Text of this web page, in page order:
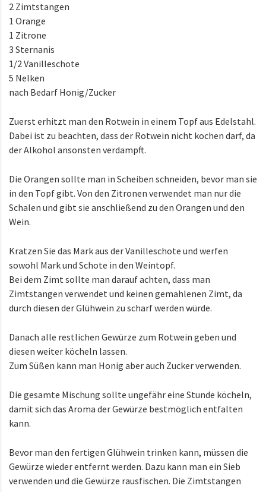
2 Zimtstangen
1 Orange
1 Zitrone
3 Sternanis
1/2 Vanilleschote
5 Nelken
nach Bedarf Honig/Zucker
Zuerst erhitzt man den Rotwein in einem Topf aus Edelstahl.
Dabei ist zu beachten, dass der Rotwein nicht kochen darf, da
der Alkohol ansonsten verdampft.
Die Orangen sollte man in Scheiben schneiden, bevor man sie
in den Topf gibt. Von den Zitronen verwendet man nur die
Schalen und gibt sie anschließend zu den Orangen und den
Wein.
Kratzen Sie das Mark aus der Vanilleschote und werfen
sowohl Mark und Schote in den Weintopf.
Bei dem Zimt sollte man darauf achten, dass man
Zimtstangen verwendet und keinen gemahlenen Zimt, da
durch diesen der Glühwein zu scharf werden würde.
Danach alle restlichen Gewürze zum Rotwein geben und
diesen weiter köcheln lassen.
Zum Süßen kann man Honig aber auch Zucker verwenden.
Die gesamte Mischung sollte ungefähr eine Stunde köcheln,
damit sich das Aroma der Gewürze bestmöglich entfalten
kann.
Bevor man den fertigen Glühwein trinken kann, müssen die
Gewürze wieder entfernt werden. Dazu kann man ein Sieb
verwenden und die Gewürze rausfischen. Die Zimtstangen